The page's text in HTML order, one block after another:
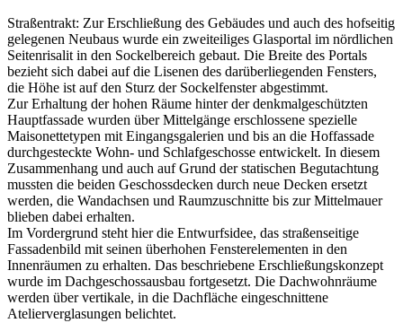
Straßentrakt: Zur Erschließung des Gebäudes und auch des hofseitig
gelegenen Neubaus wurde ein zweiteiliges Glasportal im nördlichen
Seitenrisalit in den Sockelbereich gebaut. Die Breite des Portals
bezieht sich dabei auf die Lisenen des darüberliegenden Fensters,
die Höhe ist auf den Sturz der Sockelfenster abgestimmt.
Zur Erhaltung der hohen Räume hinter der denkmalgeschützten
Hauptfassade wurden über Mittelgänge erschlossene spezielle
Maisonettetypen mit Eingangsgalerien und bis an die Hoffassade
durchgesteckte Wohn- und Schlafgeschosse entwickelt. In diesem
Zusammenhang und auch auf Grund der statischen Begutachtung
mussten die beiden Geschossdecken durch neue Decken ersetzt
werden, die Wandachsen und Raumzuschnitte bis zur Mittelmauer
blieben dabei erhalten.
Im Vordergrund steht hier die Entwurfsidee, das straßenseitige
Fassadenbild mit seinen überhohen Fensterelementen in den
Innenräumen zu erhalten. Das beschriebene Erschließungskonzept
wurde im Dachgeschossausbau fortgesetzt. Die Dachwohnräume
werden über vertikale, in die Dachfläche eingeschnittene
Atelierverglasungen belichtet.